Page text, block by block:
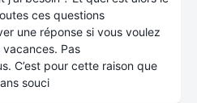
ces questions
une réponse si vous voulez
Pas
C’est pour cette raison que
souci